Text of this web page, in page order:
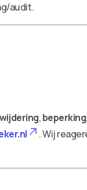
audit.
,beperking,
. Wij